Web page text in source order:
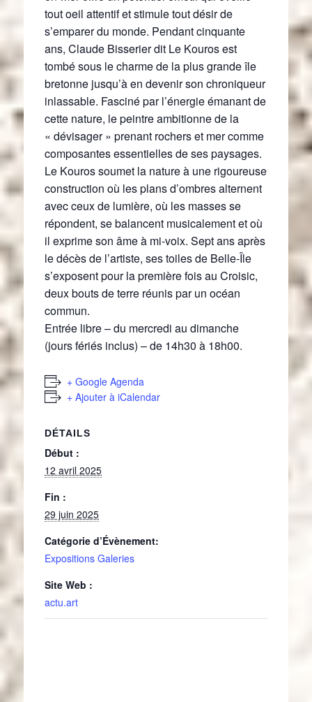
tout oeil attentif et stimule tout désir de
s’emparer du monde. Pendant cinquante
ans, Claude Bisserier dit Le Kouros est
tombé sous le charme de la plus grande île
bretonne jusqu’à en devenir son chroniqueur
inlassable. Fasciné par l’énergie émanant de
cette nature, le peintre ambitionne de la
« dévisager » prenant rochers et mer comme
composantes essentielles de ses paysages.
Le Kouros soumet la nature à une rigoureuse
construction où les plans d’ombres alternent
avec ceux de lumière, où les masses se
répondent, se balancent musicalement et où
il exprime son âme à mi-voix. Sept ans après
le décès de l’artiste, ses toiles de Belle-Île
s’exposent pour la première fois au Croisic,
deux bouts de terre réunis par un océan
commun.
Entrée libre – du mercredi au dimanche
(jours fériés inclus) – de 14h30 à 18h00.
+ Google Agenda
+ Ajouter à iCalendar
DÉTAILS
Début :
12 avril 2025
Fin :
29 juin 2025
Catégorie d’Évènement:
Expositions Galeries
Site Web :
actu.art